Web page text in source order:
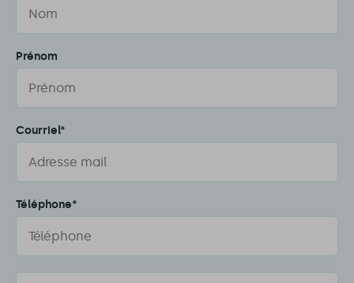
Prénom
Courriel*
Téléphone*